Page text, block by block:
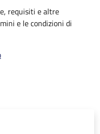
requisiti e altre
e le condizioni di